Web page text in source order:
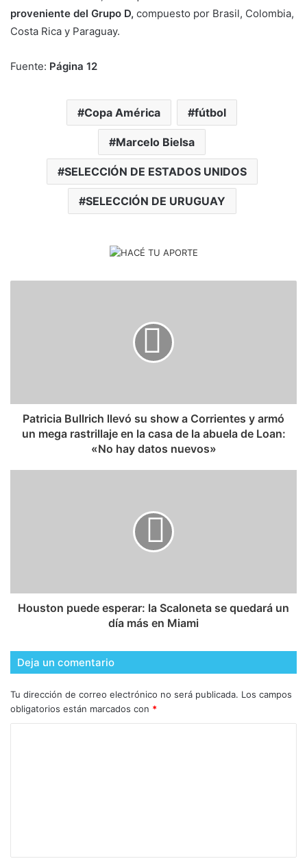
proveniente del Grupo D, compuesto por Brasil, Colombia,
Costa Rica y Paraguay.
Fuente: Página 12
Copa América fútbol
Marcelo Bielsa
SELECCIÓN DE ESTADOS UNIDOS
SELECCIÓN DE URUGUAY
Patricia Bullrich llevó su show a Corrientes y armó
un mega rastrillaje en la casa de la abuela de Loan:
«No hay datos nuevos»
Houston puede esperar: la Scaloneta se quedará un
día más en Miami
Deja un comentario
Tu dirección de correo electrónico no será publicada. Los campos
obligatorios están marcados con *